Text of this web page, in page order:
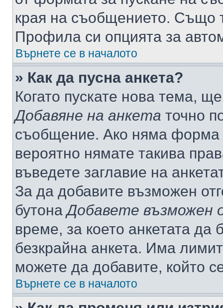
края на съобщението. Също
Профила си опцията за
Върнете се в началото
» Как да пусна анкета?
Когато пускате нова тема,
Добавяне на анкета точно
съобщение. Ако няма форма
вероятно нямате такива
въведете заглавие на
За да добавите възможен
бутонаДобавете възможен
време, за което анкетата да
безкрайна анкета. Има
можете да добавите, който
Върнете се в началото